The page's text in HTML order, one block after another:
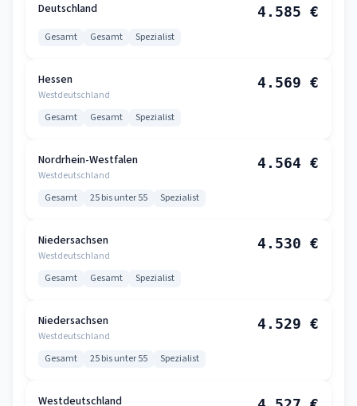
Deutschland 4.585 €
Gesamt Gesamt Spezialist
Hessen
Westdeutschland
4.569 €
Gesamt Gesamt Spezialist
Nordrhein-Westfalen
Westdeutschland
4.564 €
Gesamt 25 bis unter 55 Spezialist
Niedersachsen
Westdeutschland
4.530 €
Gesamt Gesamt Spezialist
Niedersachsen
Westdeutschland
4.529 €
Gesamt 25 bis unter 55 Spezialist
Westdeutschland